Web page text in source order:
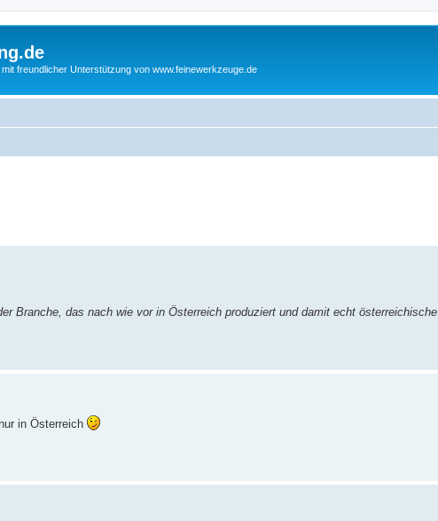
freundlicher Unterstützung von www.feinewerkzeuge.de
Branche, das nach wie vor in Österreich produziert und damit echt österreichische
in Österreich